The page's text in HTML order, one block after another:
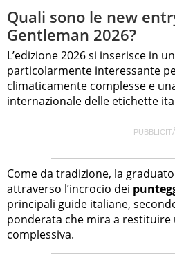
Quali sono le new
Gentleman 2026?
L’edizione 2026 si inserisce in
particolarmente interessante
climaticamente complesse e
internazionale delle etichette
Come da tradizione, la
attraverso l’incrocio dei
principali guide italiane,
ponderata che mira a restituire
complessiva.